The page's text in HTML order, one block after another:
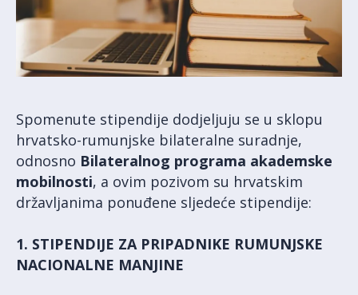
Spomenute stipendije dodjeljuju se u sklopu
hrvatsko-rumunjske bilateralne suradnje,
odnosno Bilateralnog programa akademske
mobilnosti, a ovim pozivom su hrvatskim
državljanima ponuđene sljedeće stipendije:
1. STIPENDIJE ZA PRIPADNIKE RUMUNJSKE
NACIONALNE MANJINE